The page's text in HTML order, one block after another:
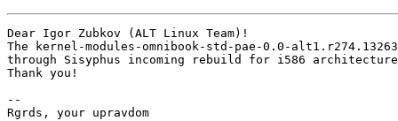
Dear Igor Zubkov (ALT Linux Team)!
The kernel-modules-omnibook-std-pae-0.0-
through Sisyphus incoming rebuild for i586
Thank you!
--
Rgrds, your upravdom